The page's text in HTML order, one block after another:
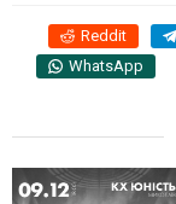
Reddit
WhatsApp